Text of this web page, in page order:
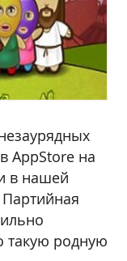
AppStore на
в нашей
такую родную